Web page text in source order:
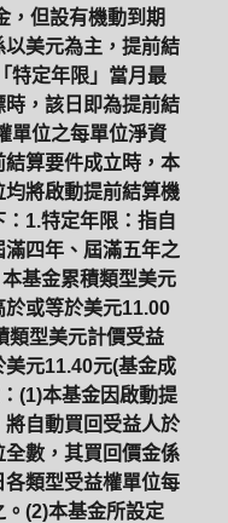
，但設有機動到期
美元為主，提前結
特定年限」當月最
，該日即為提前結
單位之每單位淨資
算要件成立時，本
將啟動提前結算機
1.特定年限：指自
四年、屆滿五年之
基金累積類型美元
或等於美元11.00
類型美元計價受益
元11.40元(基金成
(1)本基金因啟動提
自動買回受益人於
數，其買回價金係
類型受益權單位每
(2)本基金所設定